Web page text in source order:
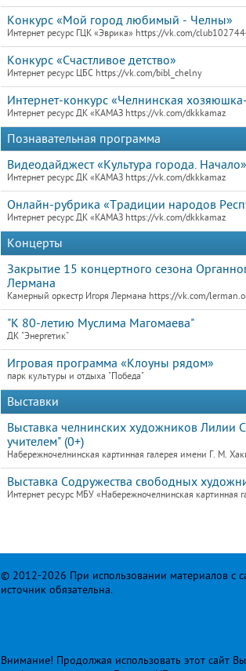
Конкурс «Мой город любимый - Челны»
Интернет ресурс ГЦК «Эврика» https://vk.com/
Конкурс «Счастливое детство»
Интернет ресурс ЦБС https://vk.com/bibl_chelny
Интернет-конкурс «Челнинская
Интернет ресурс ДК «КАМАЗ https://vk.com/dkkkamaz
Познавательная программа
Видеодайджест «Культура города. Начало»
Интернет ресурс ДК «КАМАЗ https://vk.com/dkkkamaz
Онлайн-рубрика «Традиции народов
Интернет ресурс ДК «КАМАЗ https://vk.com/dkkkamaz
Концерты
Закрытие 15 концертного сезона
Лермана
Камерный оркестр Игоря Лермана https://vk.com/
"К 80-летию Муслима Магомаева"
ДК "Энергетик"
Игровая программа «Клоуны рядом»
парк культуры и отдыха "Победа"
Выставки
Выставка челнинских художников Лилии
учителем" (0+)
Набережночелнинская картинная галерея имени Г. М.
Выставка Содружества свободных
Интернет ресурс МБУ «Набережночелнинская
© 2012-2026 При использовании материалов с
источник обязательна.
Внимание! Продолжая использовать этот сайт